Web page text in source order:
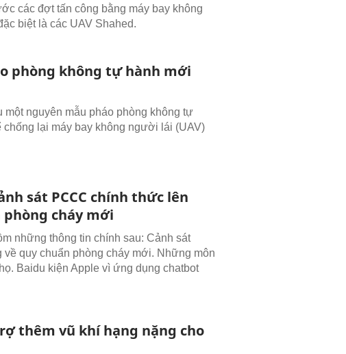
các đợt tấn công bằng máy bay không
biệt là các UAV Shahed.
phòng không tự hành mới
nguyên mẫu pháo phòng không tự
chống lại máy bay không người lái (UAV)
sát PCCC chính thức lên
cháy mới
những thông tin chính sau: Cảnh sát
quy chuẩn phòng cháy mới. Những môn
Baidu kiện Apple vì ứng dụng chatbot
thêm vũ khí hạng nặng cho